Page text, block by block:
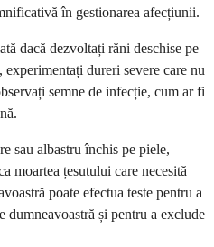
în gestionarea afecțiunii.
dacă dezvoltați răni deschise pe
experimentați dureri severe care nu
semne de infecție, cum ar fi
sau albastru închis pe piele,
moartea țesutului care necesită
poate efectua teste pentru a
dumneavoastră și pentru a exclude